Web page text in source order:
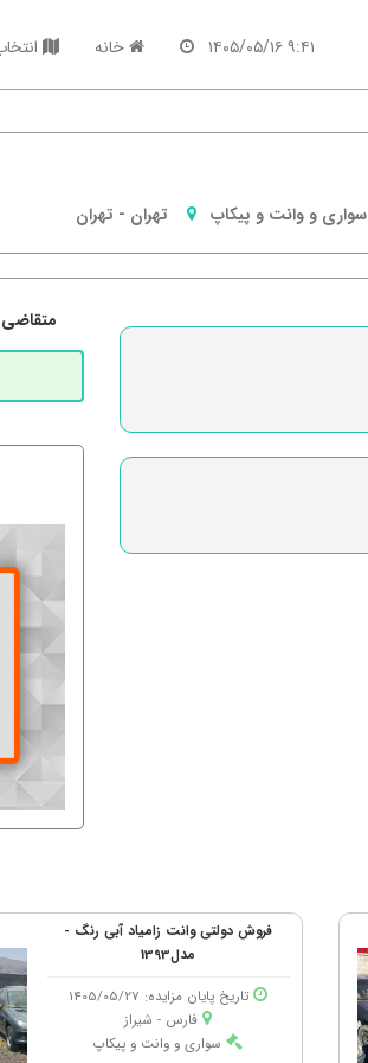
۹:۴۱ ۱۴۰۵/۰۵/۱۶ خانه
سواری و وانت و پیکاپ تهران - تهران
متقاضی
فروش دولتی وانت زامیاد آبی رنگ -
مدل1393
تاریخ پایان مزایده: 1405/05/27
فارس - شیراز
سواری و وانت و پیکاپ